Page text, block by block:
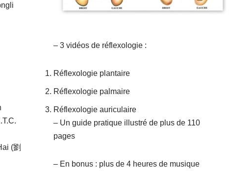
(劉
– 3 vidéos de réflexologie :
Réflexologie plantaire
Réflexologie palmaire
Réflexologie auriculaire
– Un guide pratique illustré de plus de 110
pages
– En bonus : plus de 4 heures de musique